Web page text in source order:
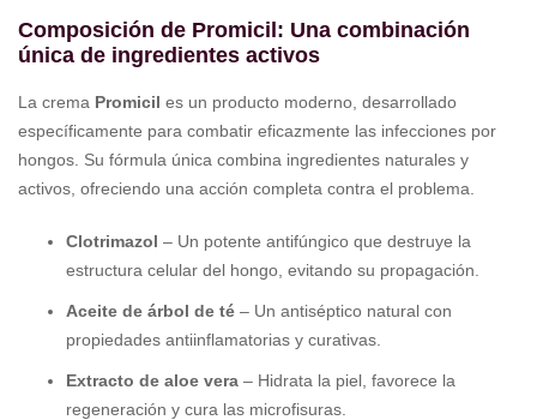
Composición de Promicil: Una combinación
única de ingredientes activos
La crema Promicil es un producto moderno, desarrollado
específicamente para combatir eficazmente las infecciones por
hongos. Su fórmula única combina ingredientes naturales y
activos, ofreciendo una acción completa contra el problema.
Clotrimazol – Un potente antifúngico que destruye la
estructura celular del hongo, evitando su propagación.
Aceite de árbol de té – Un antiséptico natural con
propiedades antiinflamatorias y curativas.
Extracto de aloe vera – Hidrata la piel, favorece la
regeneración y cura las microfisuras.